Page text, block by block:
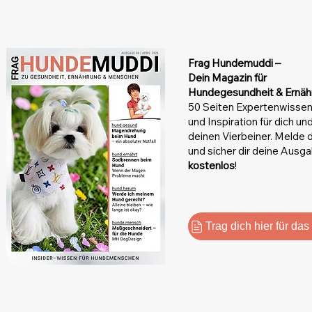
Frag Hundemuddi –
Dein Magazinfür
Hundegesundheit &
50 Seiten
und Inspiration für dich
deinen Vierbeiner. Melde
und sicher dir deine
kostenlos!
Trag dich hier für